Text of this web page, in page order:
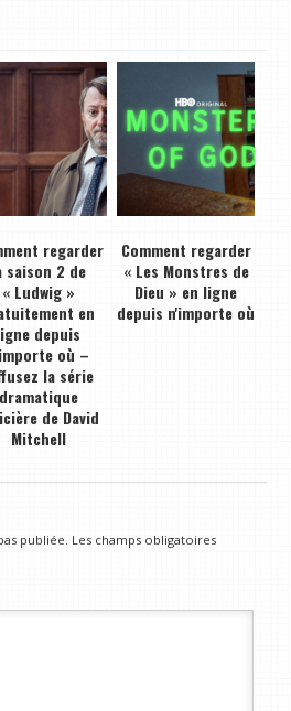
regarder
saison 2 de
« Ludwig »
en
depuis
où –
la série
dramatique
de David
Mitchell
Comment regarder
« Les Monstres de
Dieu » en ligne
depuis n'importe où
publiée. Les champs obligatoires